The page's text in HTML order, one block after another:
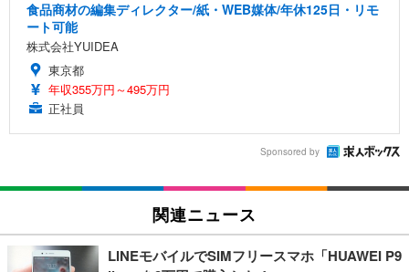
食品商材の編集ディレクター/紙・WEB媒体/年休125日・リモ
ート可能
株式会社YUIDEA
東京都
年収355万円～495万円
正社員
Sponsored by
関連ニュース
LINEモバイルでSIMフリースマホ「HUAWEI P9